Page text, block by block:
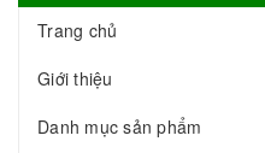
Trang chủ
Giới thiệu
Danh mục sản phẩm